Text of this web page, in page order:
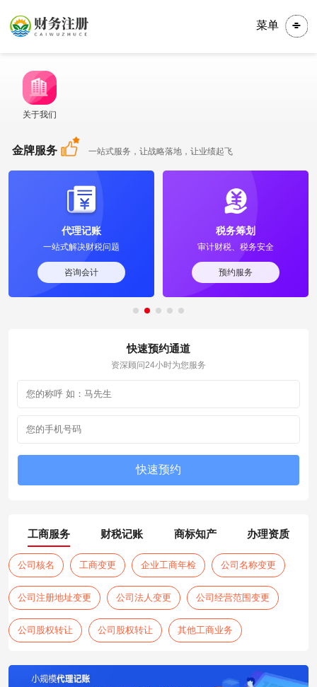
菜单
关于我们
金牌服务 一站式服务，让战略落地，让业绩起飞
代理记账
一站式解决财税问题
咨询会计
税务筹划
审计财税、税务安全
预约服务
快速预约通道
资深顾问24小时为您服务
工商服务 财税记账 商标知产 办理资质
公司核名 工商变更 企业工商年检 公司名称变更
公司注册地址变更 公司法人变更 公司经营范围变更
公司股权转让 公司股权转让 其他工商业务